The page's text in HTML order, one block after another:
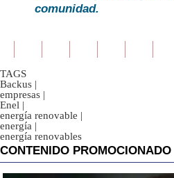
comunidad.
TAGS
Backus |
empresas |
Enel |
energía renovable |
energía |
energía renovables